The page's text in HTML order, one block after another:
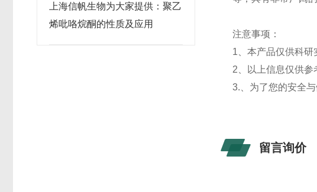
上海信帆生物为大家提供：聚乙
烯吡咯烷酮的性质及应用
注意事项：
1 、本产品仅供科研
2 、以上信息仅供参
3. 、为了您的安全
留言询价